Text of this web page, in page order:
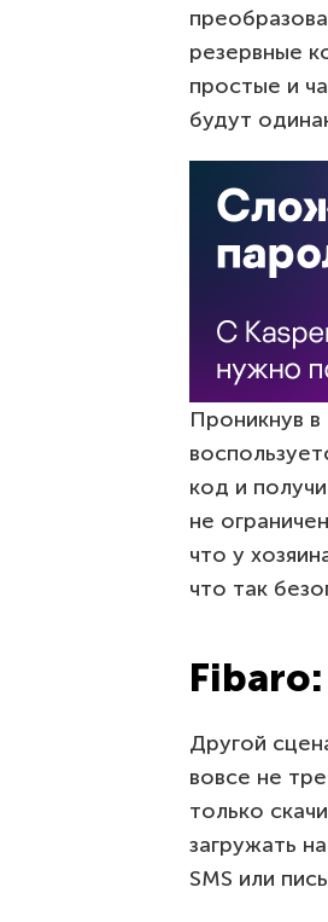
резервные
простые и
будут
Проникнув
код и
не
что у
что так
Другой
вовсе не
только
загружать
SMS или